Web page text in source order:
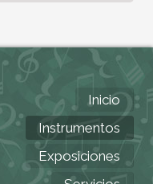
Inicio
Instrumentos
Exposiciones